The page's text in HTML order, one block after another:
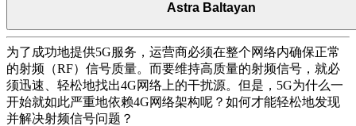
Astra Baltayan
为了成功地提供5G服务，运营商必须在整个网络内确保正常
的射频（RF）信号质量。而要维持高质量的射频信号，就必
须迅速、轻松地找出4G网络上的干扰源。但是，5G为什么一
开始就如此严重地依赖4G网络架构呢？如何才能轻松地发现
并解决射频信号问题？